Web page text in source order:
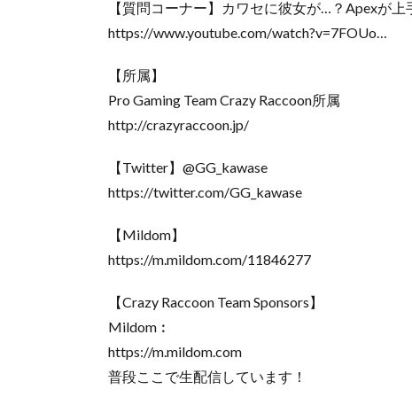
【質問コーナー】カワセに彼女が…？Apexが
https://www.youtube.com/watch?v=7FOUo…
【所属】
Pro Gaming Team Crazy Raccoon所属
http://crazyraccoon.jp/​
【Twitter】@GG_kawase
https://twitter.com/GG_kawase​
【Mildom】
https://m.mildom.com/11846277
【Crazy Raccoon Team Sponsors】
Mildom︰
https://m.mildom.com
普段ここで生配信しています！